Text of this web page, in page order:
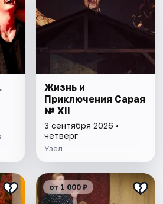
Жизнь и
Приключения Сарая
№ ХII
3 сентября 2026 •
четверг
Узел
от 1 000 ₽